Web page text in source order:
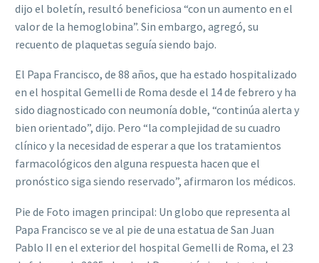
dijo el boletín, resultó beneficiosa “con un aumento en el
valor de la hemoglobina”. Sin embargo, agregó, su
recuento de plaquetas seguía siendo bajo.
El Papa Francisco, de 88 años, que ha estado hospitalizado
en el hospital Gemelli de Roma desde el 14 de febrero y ha
sido diagnosticado con neumonía doble, “continúa alerta y
bien orientado”, dijo. Pero “la complejidad de su cuadro
clínico y la necesidad de esperar a que los tratamientos
farmacológicos den alguna respuesta hacen que el
pronóstico siga siendo reservado”, afirmaron los médicos.
Pie de Foto imagen principal: Un globo que representa al
Papa Francisco se ve al pie de una estatua de San Juan
Pablo II en el exterior del hospital Gemelli de Roma, el 23